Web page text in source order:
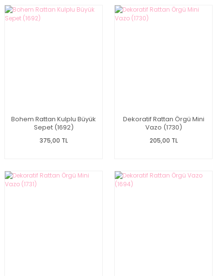
Bohem Rattan Kulplu Büyük
Sepet (1692)
375,00 TL
Dekoratif Rattan Örgü Mini
Vazo (1730)
205,00 TL